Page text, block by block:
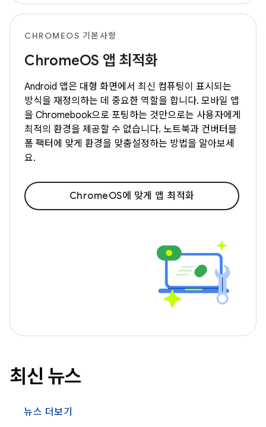
CHROMEOS 기본사항
ChromeOS 앱 최적화
Android 앱은 대형 화면에서 최신 컴퓨팅이 표시되는
방식을 재정의하는 데 중요한 역할을 합니다. 모바일 앱
을 Chromebook으로 포팅하는 것만으로는 사용자에게
최적의 환경을 제공할 수 없습니다. 노트북과 컨버터블
폼 팩터에 맞게 환경을 맞춤설정하는 방법을 알아보세
요.
ChromeOS에 맞게 앱 최적화
최신 뉴스
뉴스 더보기